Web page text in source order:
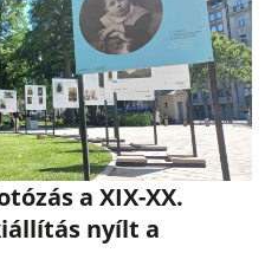
a XIX-XX.
nyílt a